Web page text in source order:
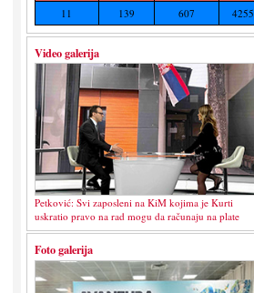
11 139 607 4255
Video galerija
Petković: Svi zaposleni na KiM kojima je Kurti
uskratio pravo na rad mogu da računaju na plate
Foto galerija